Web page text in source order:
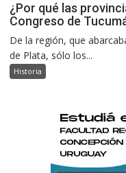
¿Por qué las
Congreso de
De la región, que
de Plata, sólo los...
Historia